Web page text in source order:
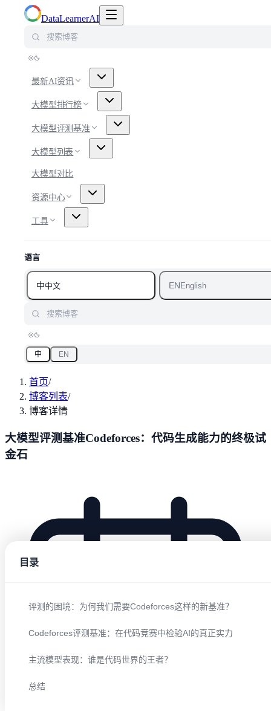
DataLearnerAI
最新AI资讯
大模型排行榜
大模型评测基准
大模型列表
大模型对比
资源中心
工具
语言
中中文 ENEnglish
中 EN
目录
评测的困境：为何我们需要Codeforces这样的新基准？
Codeforces评测基准：在代码竞赛中检验AI的真正实力
主流模型表现：谁是代码世界的王者？
总结
首页/
博客列表/
博客详情
大模型评测基准Codeforces：代码生成能力的终极试
金石